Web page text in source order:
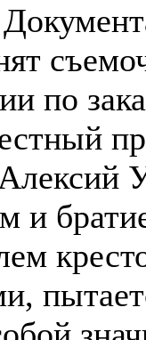
по
и